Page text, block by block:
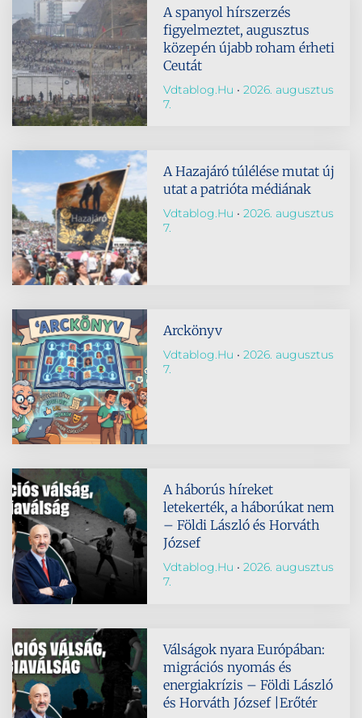
A spanyol hírszerzés
figyelmeztet, augusztus
közepén újabb roham érheti
Ceutát
Vdtablog.hu
2026. augusztus
7.
A Hazajáró túlélése mutat új
utat a patrióta médiának
Vdtablog.hu
2026. augusztus
7.
Arckönyv
Vdtablog.hu
2026. augusztus
7.
A háborús híreket
letekerték, a háborúkat nem
– Földi László és Horváth
József
Vdtablog.hu
2026. augusztus
7.
Válságok nyara Európában:
migrációs nyomás és
energiakrízis – Földi László
és Horváth József |Erőtér